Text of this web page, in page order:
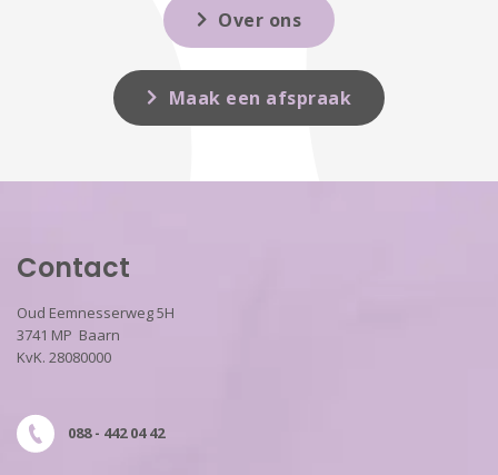
Over ons
Maak een afspraak
Contact
Oud Eemnesserweg 5H
3741 MP Baarn
KvK. 28080000
088 - 442 04 42